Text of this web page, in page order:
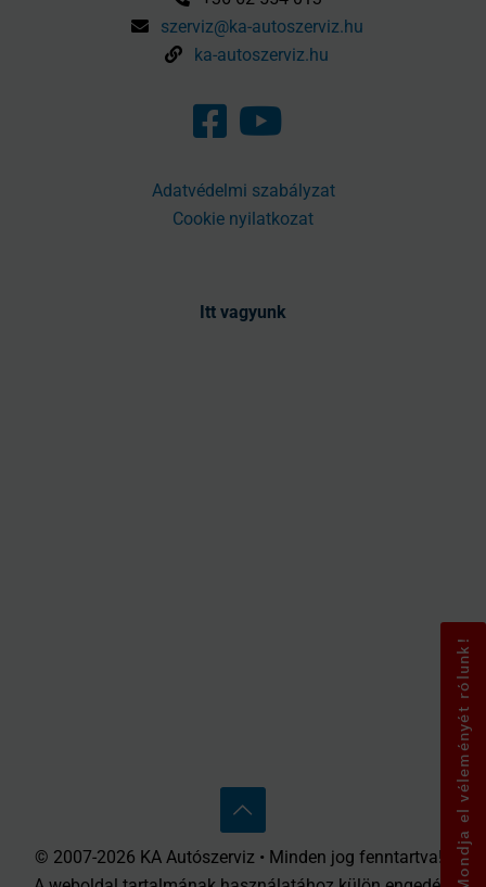
szerviz@ka-autoszerviz.hu
ka-autoszerviz.hu
Adatvédelmi szabályzat
Cookie nyilatkozat
Itt vagyunk
Mondja el véleményét rólunk!
© 2007-2026 KA Autószerviz • Minden jog fenntartva! •